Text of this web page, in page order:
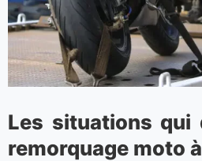
Les situations qui
remorquage moto